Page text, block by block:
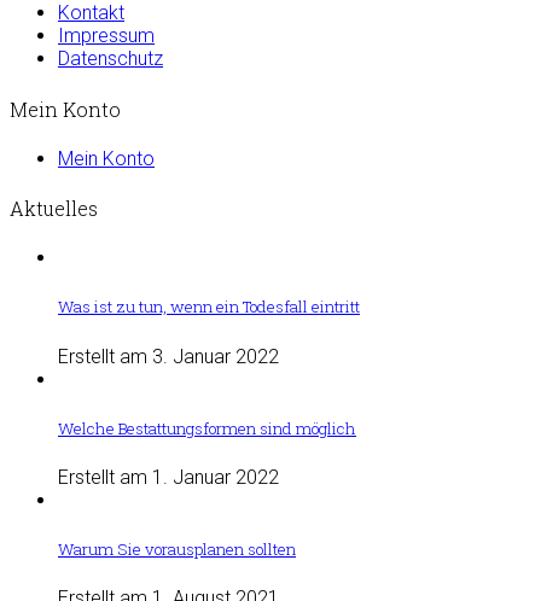
Kontakt
Impressum
Datenschutz
Mein Konto
Mein Konto
Aktuelles
Was ist zu tun, wenn ein Todesfall eintritt
Erstellt am 3. Januar 2022
Welche Bestattungsformen sind möglich
Erstellt am 1. Januar 2022
Warum Sie vorausplanen sollten